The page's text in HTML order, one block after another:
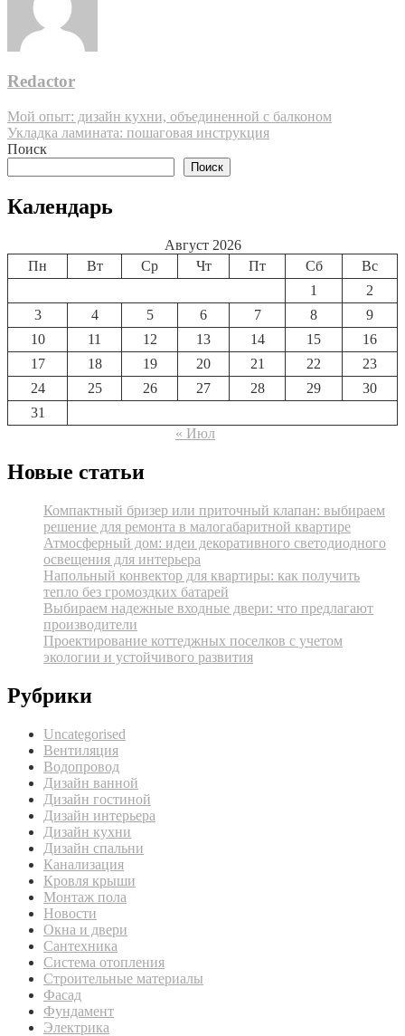
Redactor
Навигация
по
Мой опыт: дизайн кухни, объединенной с балконом
Укладка ламината: пошаговая инструкция
Поиск
Поиск
Календарь
Август 2026
Пн
Вт Ср Чт Пт Сб
Вс
1
2
3
4 5 6 7 8
9
10
11 12 13 14 15
16
17
18 19 20 21 22
23
24
25 26 27 28 29
30
31
« Июл
Новые статьи
Компактный бризер или приточный клапан: выбираем
решение для ремонта в малогабаритной квартире
Атмосферный дом: идеи декоративного светодиодного
освещения для интерьера
Напольный конвектор для квартиры: как получить
тепло без громоздких батарей
Выбираем надежные входные двери: что предлагают
производители
Проектирование коттеджных поселков с учетом
экологии и устойчивого развития
Рубрики
Uncategorised
Вентиляция
Водопровод
Дизайн ванной
Дизайн гостиной
Дизайн интерьера
Дизайн кухни
Дизайн спальни
Канализация
Кровля крыши
Монтаж пола
Новости
Окна и двери
Сантехника
Система отопления
Строительные материалы
Фасад
Фундамент
Электрика